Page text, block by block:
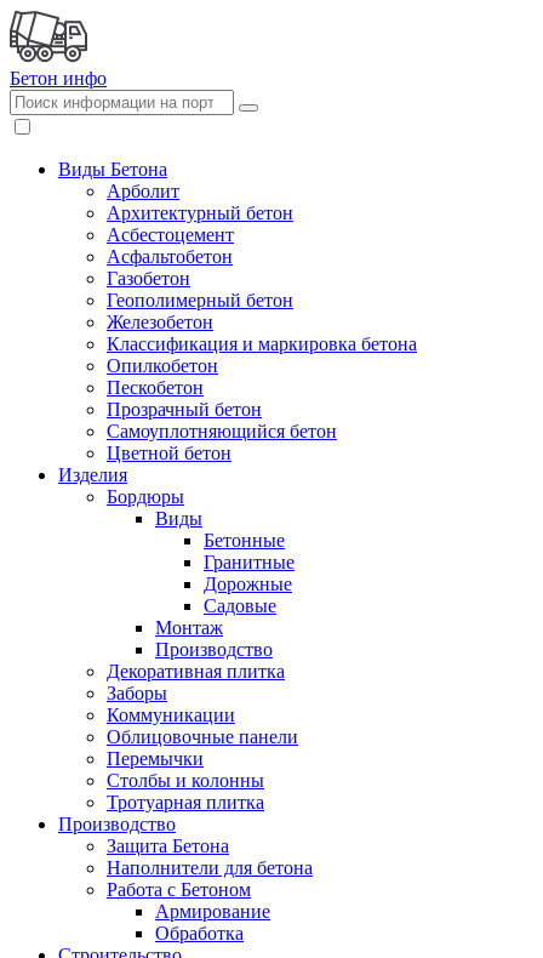
Бетон инфо
Виды Бетона
Арболит
Архитектурный бетон
Асбестоцемент
Асфальтобетон
Газобетон
Геополимерный бетон
Железобетон
Классификация и маркировка бетона
Опилкобетон
Пескобетон
Прозрачный бетон
Самоуплотняющийся бетон
Цветной бетон
Изделия
Бордюры
Виды
Бетонные
Гранитные
Дорожные
Садовые
Монтаж
Производство
Декоративная плитка
Заборы
Коммуникации
Облицовочные панели
Перемычки
Столбы и колонны
Тротуарная плитка
Производство
Защита Бетона
Наполнители для бетона
Работа с Бетоном
Армирование
Обработка